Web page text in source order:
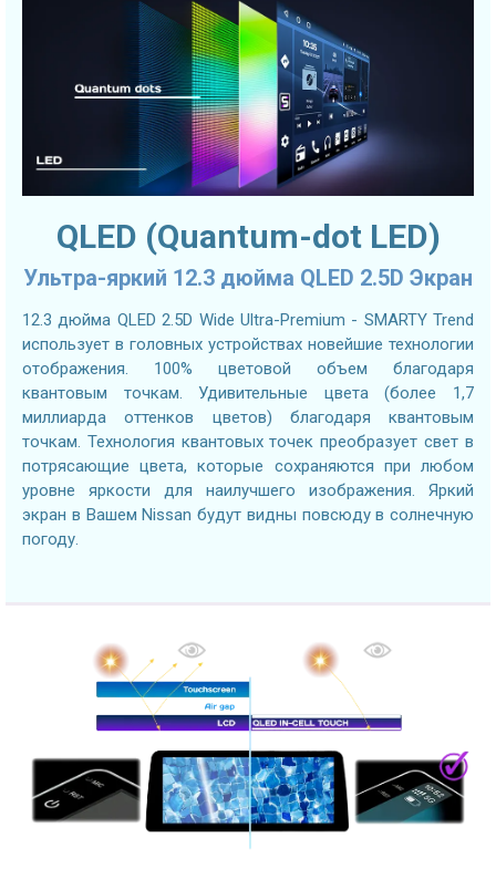
QLED (Quantum-dot LED)
Ультра-яркий 12.3 дюйма QLED 2.5D Экран
12.3 дюйма QLED 2.5D Wide Ultra-Premium - SMARTY Trend
использует в головных устройствах новейшие технологии
отображения. 100% цветовой объем благодаря
квантовым точкам. Удивительные цвета (более 1,7
миллиарда оттенков цветов) благодаря квантовым
точкам. Технология квантовых точек преобразует свет в
потрясающие цвета, которые сохраняются при любом
уровне яркости для наилучшего изображения. Яркий
экран в Вашем Nissan будут видны повсюду в солнечную
погоду.